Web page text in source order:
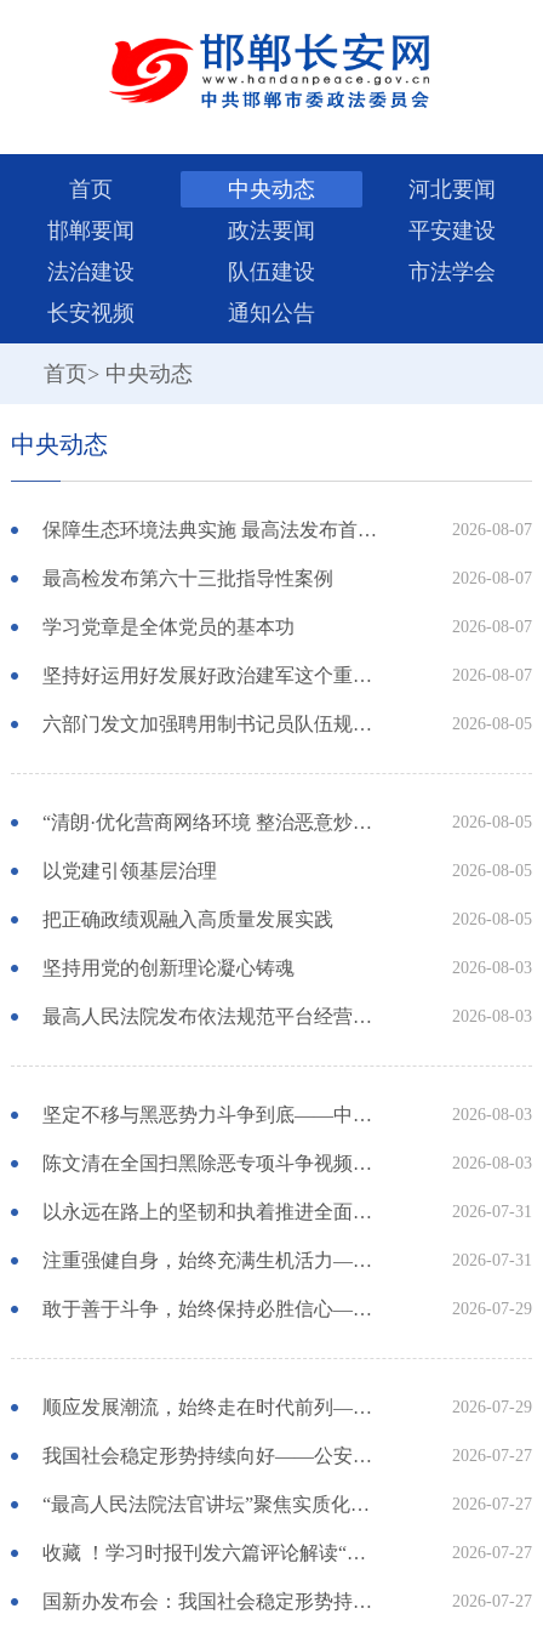
首页 中央动态
河北要闻
邯郸要闻
政法要闻
平安建设
法治建设
队伍建设
市法学会
长安视频
通知公告
首页> 中央动态
中央动态
保障生态环境法典实施 最高法发布首个配套司法解释 2026-08-07
最高检发布第六十三批指导性案例 2026-08-07
学习党章是全体党员的基本功 2026-08-07
坚持好运用好发展好政治建军这个重要法宝 2026-08-07
六部门发文加强聘用制书记员队伍规范管理 2026-08-05
“清朗·优化营商网络环境 整治恶意炒作涉企信息”专项行动公开曝光一批典型案例 2026-08-05
以党建引领基层治理 2026-08-05
把正确政绩观融入高质量发展实践 2026-08-05
坚持用党的创新理论凝心铸魂 2026-08-03
最高人民法院发布依法规范平台经营、保护消费者合法权益典型案例 2026-08-03
坚定不移与黑恶势力斗争到底——中央政法委负责同志就开展深化扫黑除恶专项斗争有关问题答记者问 2026-08-03
陈文清在全国扫黑除恶专项斗争视频会议上强调 扎实开展深化扫黑除恶专项斗争 努力建设更高水平的平安中国 2026-08-03
以永远在路上的坚韧和执着推进全面从严治党 2026-07-31
注重强健自身，始终充满生机活力——中国共产党为什么能的关键密码⑥ 2026-07-31
敢于善于斗争，始终保持必胜信心——中国共产党为什么能的关键密码⑤ 2026-07-29
顺应发展潮流，始终走在时代前列——中国共产党为什么能的关键密码④ 2026-07-29
我国社会稳定形势持续向好——公安机关全力服务保障“十五五”开局起步 2026-07-27
“最高人民法院法官讲坛”聚焦实质化解矛盾纠纷 张军强调 扛起政治责任 做实标本兼治 推动矛盾纠纷源头化解、多元化解、有序化解 2026-07-27
收藏 ！学习时报刊发六篇评论解读“中国共产党为什么能的关键密码” 2026-07-27
国新办发布会：我国社会稳定形势持续向好 中国式安全感成热门话题 2026-07-27